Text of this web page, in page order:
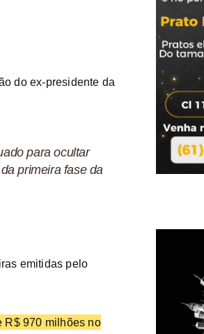
do ex-presidente da
para ocultar
primeira fase da
emitidas pelo
R$ 970 milhões no